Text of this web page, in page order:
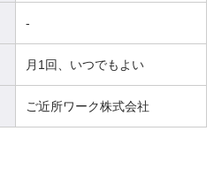
-
月1回、いつでもよい
ご近所ワーク株式会社